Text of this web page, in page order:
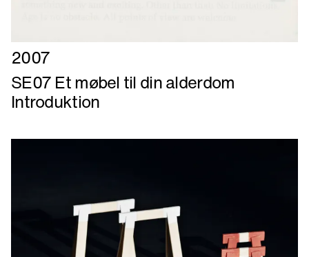
Læs
mere
om
SE07
2007
SE07 Et møbel til din alderdom
Introduktion